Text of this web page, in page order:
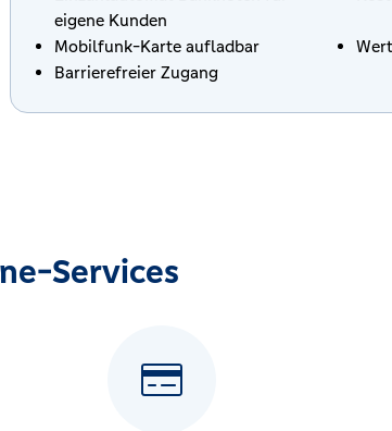
eigene Kunden
Mobilfunk-Karte aufladbar
Barrierefreier Zugang
Services